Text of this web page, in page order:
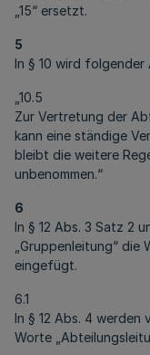
„15“ ersetzt.
5
In § 10 wird
„10.5
Zur Vertretung der
kann eine ständige
bleibt die weitere
unbenommen.“
6
In § 12 Abs. 3 Satz 2
„Gruppenleitung“
eingefügt.
6.1
In § 12 Abs. 4 werden
Worte